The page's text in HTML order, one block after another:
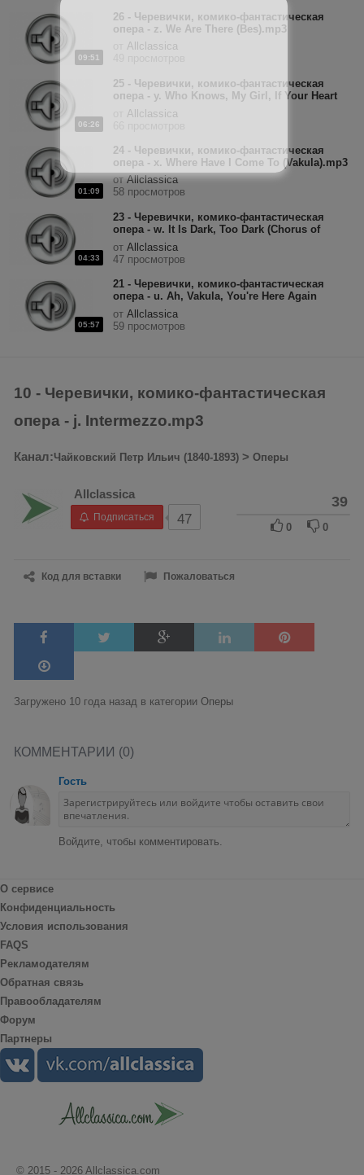
09:51
26 - Черевички, комико-фантастическая
опера - z. We Are There (Bes).mp3
Allclassica
06:26
25 - Черевички, комико-фантастическая
опера - y. Who Knows, My Girl, If Your Heart
Can Feel My Pain (Vakula).mp3
Allclassica
01:09
24 - Черевички, комико-фантастическая
опера - x. Where Have I Come To (Vakula).mp3
отAllclassica
58 просмотров
04:33
23 - Черевички, комико-фантастическая
опера - w. It Is Dark, Too Dark (Chorus of
Undines).mp3
от Allclassica
47 просмотров
05:57
21 - Черевички, комико-фантастическая
опера - u. Ah, Vakula, You're Here Again
(Oksana).mp3
от Allclassica
59 просмотров
10 - Черевички, комико-фантастическая
опера - j. Intermezzo.mp3
Канал:Чайковский Петр Ильич (1840-1893) > Оперы
Allclassica
Подписаться 47
39
0 0
Код для вставки Пожаловаться
Загружено 10 года назад в категории Оперы
КОММЕНТАРИИ (0)
Гость
Войдите, чтобы комментировать.
О сервисе
Конфиденциальность
Условия использования
FAQS
Рекламодателям
Обратная связь
Правообладателям
Форум
Партнеры
© 2015 - 2026 Allclassica.com